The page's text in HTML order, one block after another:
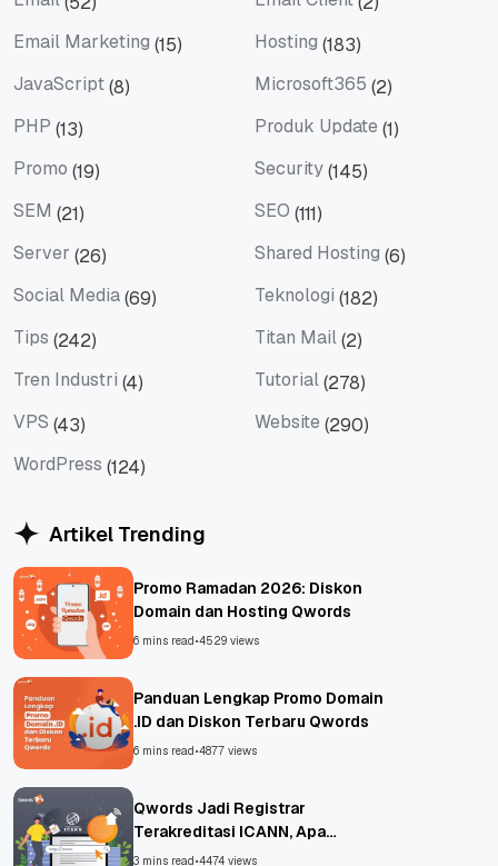
Email Marketing (15) Hosting (183)
JavaScript(8) Microsoft365 (2)
PHP (13) Produk Update (1)
Promo (19) Security(145)
SEM (21) SEO (111)
Server (26) Shared Hosting (6)
Social Media(69) Teknologi (182)
Tips (242) Titan Mail(2)
Tren Industri (4) Tutorial(278)
VPS (43) Website (290)
WordPress (124)
Artikel Trending
Promo Ramadan 2026: Diskon
Domain dan Hosting Qwords
6 mins read•4529 views
Panduan Lengkap Promo Domain
.ID dan Diskon Terbaru Qwords
6 mins read•4877 views
Qwords Jadi Registrar
Terakreditasi ICANN, Apa
Untungnya?
3 mins read•4474 views